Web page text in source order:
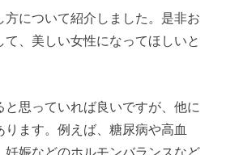
方について紹介しました。是非お
、美しい女性になってほしいと
思っていれば良いですが、他に
ります。例えば、糖尿病や高血